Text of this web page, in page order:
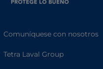
Comuníquese con nosotros
Tetra Laval Group